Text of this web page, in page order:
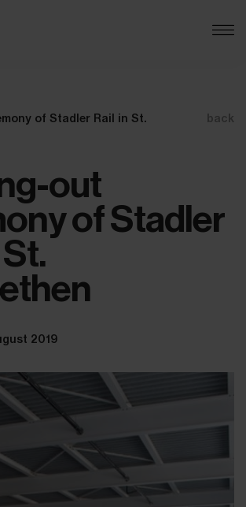
of Stadler Rail in St.
back
out
of Stadler
2019